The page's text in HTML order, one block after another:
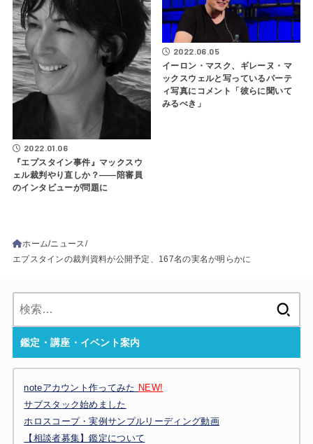
2022.01.06
『エプスタイン事件』マックスウ
ェル裁判やり直しか？――陪審員
のインタビューが問題に
2022.06.05
イーロン・マスク、ギレーヌ・マ
ックスウェルと写っているパーテ
ィ写真にコメント「彼らに聞いて
みるべき」
ホーム ニュース
エプスタインの裁判資料が公開予定、167名の実名が明らかに
鑑定・講座・イベント案内
noteアカウント作ってみた NEW!
サブスタック始めました
ホロスコープ・実例サンプルリーディング動画
【相談者募集】鑑定について